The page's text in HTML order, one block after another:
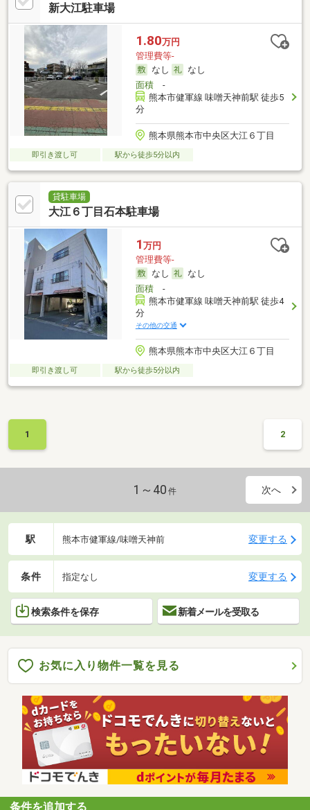
新大江駐車場
1.80万円
管理費等-
なし
なし
面積-
熊本市健軍線 味噌天神前駅 徒歩5
分
熊本県熊本市中央区大江６丁目
即引き渡し可 駅から徒歩5分以内
貸駐車場
大江６丁目石本駐車場
1 万円
管理費等-
なし
なし
面積-
熊本市健軍線 味噌天神前駅 徒歩4
分
その他の交通
熊本県熊本市中央区大江６丁目
即引き渡し可 駅から徒歩5分以内
1 2
1～40 件 次へ
駅 熊本市健軍線/味噌天神前 変更する
条件 指定なし 変更する
検索条件を保存 新着メールを受取る
お気に入り物件一覧を見る
条件を追加する